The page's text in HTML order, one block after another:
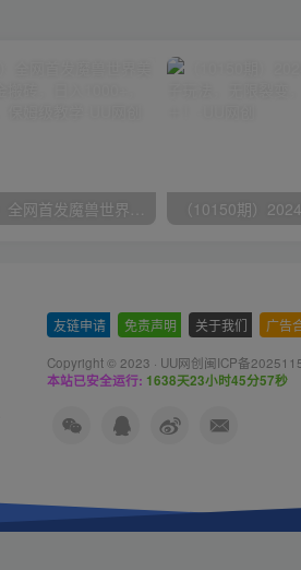
（9111期）全网首发魔兽世界美服全自动打金搬砖，日入1000+，简单好操作，保姆级教学
友链申请 免责声明 关于我们 广告
Copyright © 2023 · UU网创闽ICP备
本站已安全运行: 1638天23小时45分58秒